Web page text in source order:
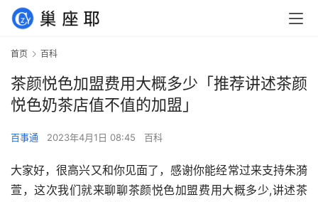
首页 百科
茶颜悦色加盟费用大概多少「推荐讲述茶颜
悦色奶茶店值不值的加盟」
百事通 2023年4月1日 08:45 百科
大家好，很高兴又和你见面了，感谢你能经常过来支持朱漪
萱，这次我们就来聊聊茶颜悦色加盟费用大概多少,讲述茶